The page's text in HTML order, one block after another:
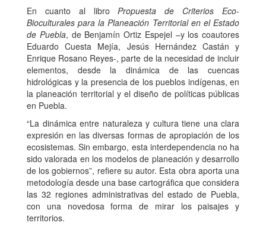
En cuanto al libroPropuesta de Criterios Eco-
Bioculturales para la Planeación Territorial en el Estado
de Puebla, de Benjamín Ortiz Espejel –y los coautores
Eduardo Cuesta Mejía, Jesús Hernández Castán y
Enrique Rosano Reyes-, parte de la necesidad de incluir
elementos, desde la dinámica de las cuencas
hidrológicas y la presencia de los pueblos indígenas, en
la planeación territorial y el diseño de políticas públicas
en Puebla.
“La dinámica entre naturaleza y cultura tiene una clara
expresión en las diversas formas de apropiación de los
ecosistemas. Sin embargo, esta interdependencia no ha
sido valorada en los modelos de planeación y desarrollo
de los gobiernos”, refiere su autor. Esta obra aporta una
metodología desde una base cartográfica que considera
las 32 regiones administrativas del estado de Puebla,
con una novedosa forma de mirar los paisajes y
territorios.